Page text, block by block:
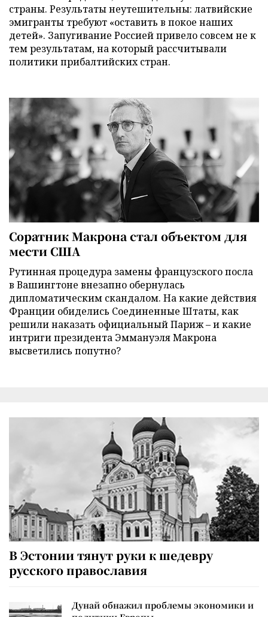
страны. Результаты неутешительны: латвийские
эмигранты требуют «оставить в покое наших
детей». Запугивание Россией привело совсем не к
тем результатам, на который рассчитывали
политики прибалтийских стран.
Соратник Макрона стал объектом для
мести США
Рутинная процедура замены французского посла
в Вашингтоне внезапно обернулась
дипломатическим скандалом. На какие действия
Франции обиделись Соединенные Штаты, как
решили наказать официальный Париж – и какие
интриги президента Эммануэля Макрона
высветились попутно?
В Эстонии тянут руки к шедевру
русского православия
Дунай обнажил проблемы экономики и